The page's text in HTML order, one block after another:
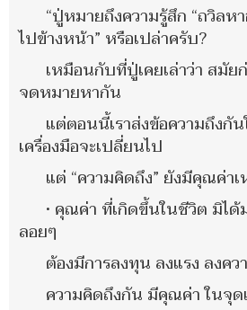
“ปู่หมายถึงความรู้สึก “ถวิล
ไปข้างหน้า” หรือเปล่าครับ?
เหมือนกับที่ปู่เคยเล่าว่า สมัย
จดหมายหากัน
แต่ตอนนี้เราส่งข้อความถึงกั
เครื่องมือจะเปลี่ยนไป
แต่ “ความคิดถึง” ยังมีคุณค่า
• คุณค่า ที่เกิดขึ้นในชีวิต มิได้
ลอยๆ
ต้องมีการลงทุน ลงแรง ลงคว
ความคิดถึงกัน มีคุณค่า ในจุด